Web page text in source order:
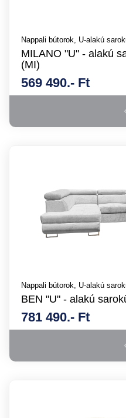
Nappali bútorok, U-alakú
MILANO "U" - alakú
(MI)
569 490.- Ft
Nappali bútorok, U-alakú
BEN "U" - alakú
781 490.- Ft